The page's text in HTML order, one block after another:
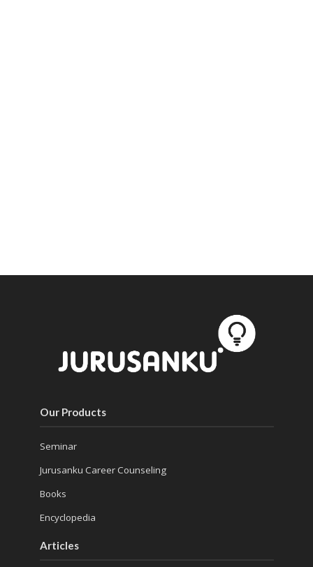
Our Products
Seminar
Jurusanku Career Counseling
Books
Encyclopedia
Articles